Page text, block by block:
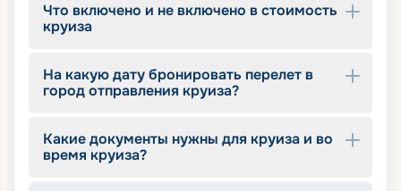
Что включено и не включено в стоимость
круиза
На какую дату бронировать перелет в
город отправления круиза?
Какие документы нужны для круиза и во
время круиза?